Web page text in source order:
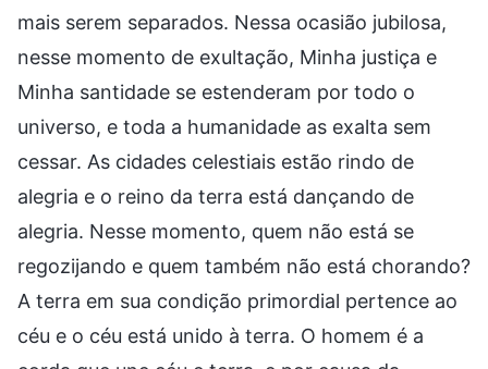
mais serem separados. Nessa ocasião jubilosa,
nesse momento de exultação, Minha justiça e
Minha santidade se estenderam por todo o
universo, e toda a humanidade as exalta sem
cessar. As cidades celestiais estão rindo de
alegria e o reino da terra está dançando de
alegria. Nesse momento, quem não está se
regozijando e quem também não está chorando?
A terra em sua condição primordial pertence ao
céu e o céu está unido à terra. O homem é a